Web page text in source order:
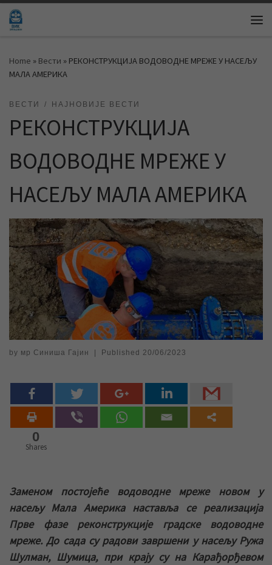
Skip to content
Home » Вести » РЕКОНСТРУКЦИЈА ВОДОВОДНЕ МРЕЖE У НАСЕЉУ
МАЛА АМЕРИКА
ВЕСТИ НАЈНОВИЈЕ ВЕСТИ
РЕКОНСТРУКЦИЈА
ВОДОВОДНЕ МРЕЖE У
НАСЕЉУ МАЛА АМЕРИКА
by мр Синиша Гајин Published 20/06/2023
0
Shares
Заменом постојеће водоводне мреже новом у
насељу Мала Америка наставља се реализација
Прве фазе реконструкције градске водоводне
мреже. До сада су радови завршени у насељу Ружа
Шулман, Шумица, при крају су на Карађорђевом